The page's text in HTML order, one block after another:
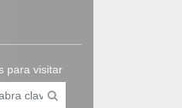
para visitar